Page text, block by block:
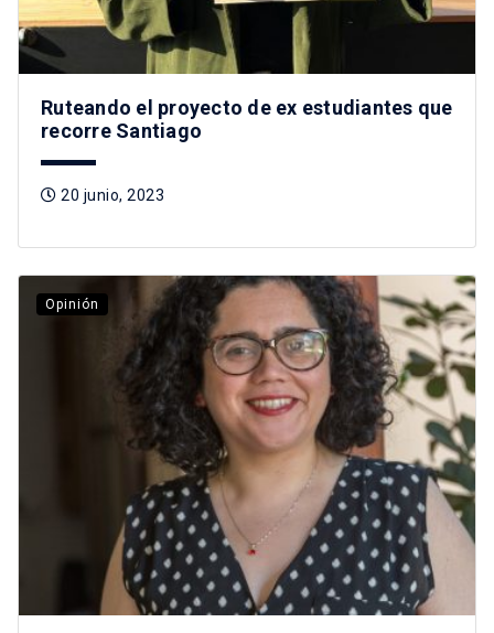
Ruteando el proyecto de ex estudiantes que
recorre Santiago
20 junio, 2023
Opinión